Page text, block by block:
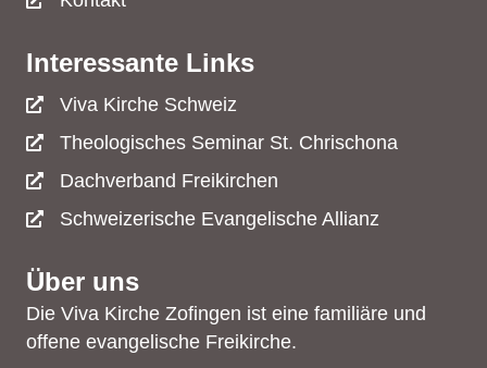
Interessante Links
Viva Kirche Schweiz
Theologisches Seminar St. Chrischona
Dachverband Freikirchen
Schweizerische Evangelische Allianz
Über uns
Die Viva Kirche Zofingen ist eine familiäre und
offene evangelische Freikirche.